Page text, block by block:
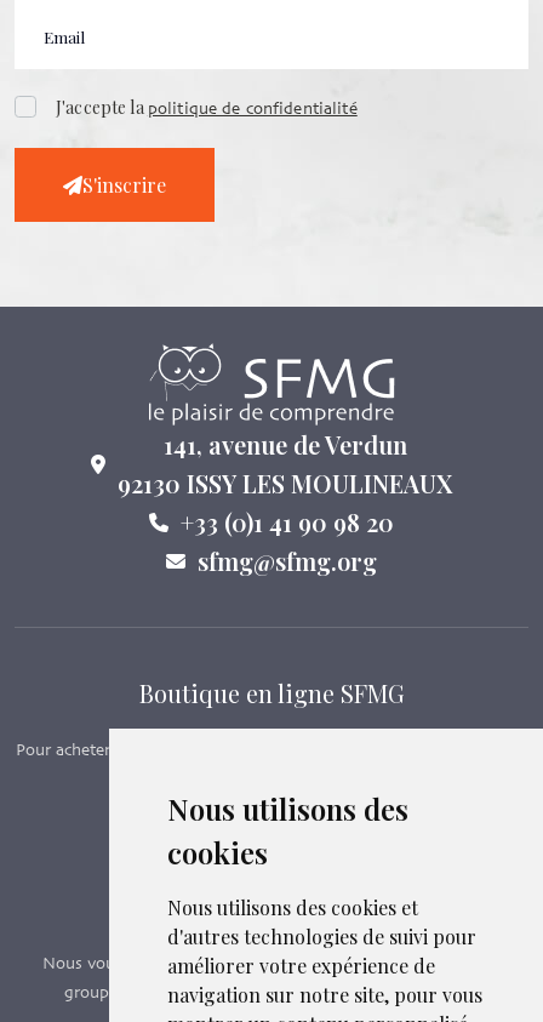
Nous utilisons des
cookies
Nous utilisons des cookies et
d'autres technologies de suivi pour
améliorer votre expérience de
navigation sur notre site, pour vous
J'accepte lapolitique de confidentialité
S'inscrire
141, avenue de Verdun
92130 ISSY LES MOULINEAUX
+33 (0)1 41 90 98 20
sfmg@sfmg.org
Boutique en ligne SFMG
Pour acheter nos manuels, adhérer et payer ses cotisations en ligne,
Boutique en ligne
Formations SFMG
Nous vous proposons des formations e-learning, présentiels,
groupes de pairs - Certificat QUALIOPI n° 2020/89171.3